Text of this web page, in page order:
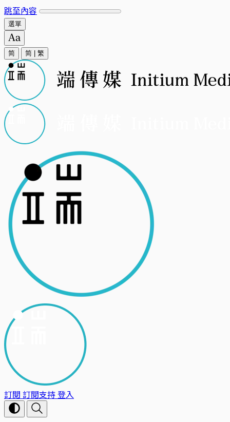
跳至內容
選單
简 简 繁
訂閱 訂閱支持登入